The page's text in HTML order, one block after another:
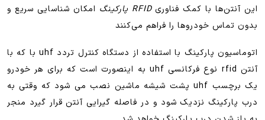
این آنتن‌ها با کمک فناوریRFID پارکینگ
امکان شناسایی سریع و
بدون تماس خودروها را فراهم می‌کنند
اتوماسیون پارکینگ با استفاده از دستگاه کنترل تردد uhf با که با
آنتن rfid نوع فرکانسی uhf به اینصورت است که برای هر خودرو
یک برچسب uhf پشت شیشه ماشین نصب می شود که وقتی به
درب پارکینگ نزدیک شود و در فاصله گیرایی آنتن قرار گیرد منجر